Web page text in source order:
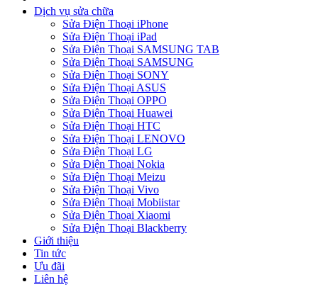
Dịch vụ sửa chữa
Sửa Điện Thoại iPhone
Sửa Điện Thoại iPad
Sửa Điện Thoại SAMSUNG TAB
Sửa Điện Thoại SAMSUNG
Sửa Điện Thoại SONY
Sửa Điện Thoại ASUS
Sửa Điện Thoại OPPO
Sửa Điện Thoại Huawei
Sửa Điện Thoại HTC
Sửa Điện Thoại LENOVO
Sửa Điện Thoại LG
Sửa Điện Thoại Nokia
Sửa Điện Thoại Meizu
Sửa Điện Thoại Vivo
Sửa Điện Thoại Mobiistar
Sửa Điện Thoại Xiaomi
Sửa Điện Thoại Blackberry
Giới thiệu
Tin tức
Ưu đãi
Liên hệ